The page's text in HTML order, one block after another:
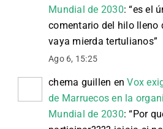
Mundial de 2030: “es el
comentario del hilo lleno
vaya mierda tertulianos”
Ago 6, 15:25
chema guillen enVox
de Marruecos en la
Mundial de 2030: “Por